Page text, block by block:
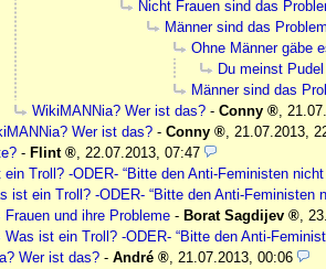
Nicht Frauen sind das
Männer sind das
Ohne Männer gäbe
Du meinst Pudel
Männer sind das
WikiMANNia? Wer ist das? - Conny ,
Wer ist das? - Conny , 21.07.2013,
- Flint , 22.07.2013, 07:47
Troll? -ODER- “Bitte den Anti-Feministen nicht
ist ein Troll? -ODER- “Bitte den Anti-Feministen
Frauen und ihre Probleme - Borat Sagdijev ,
Was ist ein Troll? -ODER- “Bitte den Anti-
Wer ist das? - André , 21.07.2013, 00:06